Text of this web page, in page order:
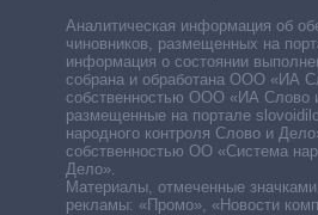
Аналитическая информация об
чиновников, размещенных на
информация о состоянии
собрана и обработана ООО «ИА
собственностью ООО «ИА Слово
размещенные на портале
народного контроля Слово и
собственностью ОО «Система
Дело».
Материалы, отмеченные
рекламы: «Промо», «Новости